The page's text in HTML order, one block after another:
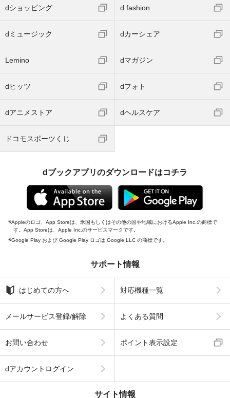
dショッピング d fashion
dミュージック dカーシェア
Lemino dマガジン
dヒッツ dフォト
dアニメストア dヘルスケア
ドコモスポーツくじ
dブックアプリのダウンロードはコチラ
Appleのロゴ、App Storeは、米国もしくはその他の国や地域におけるApple Inc.の商標で
す。App Storeは、Apple Inc.のサービスマークです。
Google Play および Google Play ロゴは Google LLC の商標です。
サポート情報
はじめての方へ 対応機種一覧
メールサービス登録/解除 よくある質問
お問い合わせ ポイント表示設定
dアカウントログイン
サイト情報